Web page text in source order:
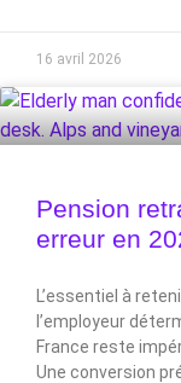
16 avril 2026
Pension
erreur en
L’essentiel à
l’employeur
France reste
Une conversion